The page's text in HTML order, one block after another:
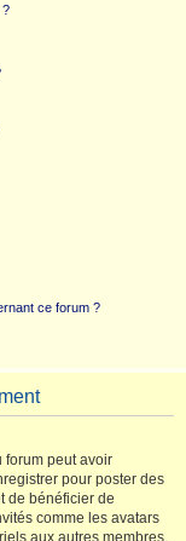
?
ce forum ?
forum peut avoir
pour poster des
de bénéficier de
comme les avatars
aux autres membres,